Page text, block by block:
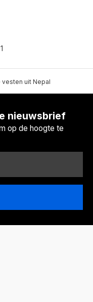
uit Nepal
nieuwsbrief
op de hoogte te